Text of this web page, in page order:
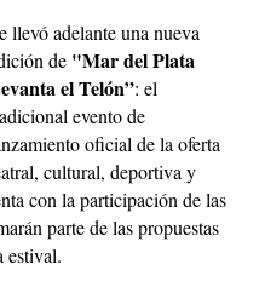
llevó adelante una nueva
de "Mar del Plata
el Telón”: el
evento de
oficial de la oferta
cultural, deportiva y
con la participación de las
parte de las propuestas
estival.